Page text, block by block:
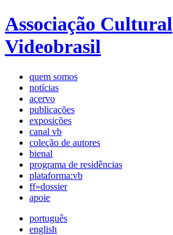
Associação Cultural
Videobrasil
quem somos
notícias
acervo
publicações
exposições
canal vb
coleção de autores
bienal
programa de residências
plataforma:vb
ff»dossier
apoie
português
english